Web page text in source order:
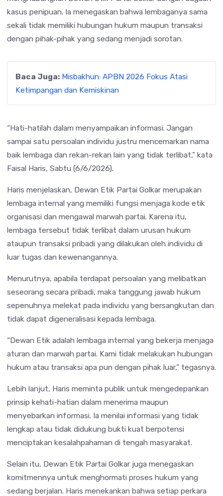
kasus penipuan. Ia menegaskan bahwa lembaganya sama
sekali tidak memiliki hubungan hukum maupun transaksi
dengan pihak-pihak yang sedang menjadi sorotan.
Baca Juga: Misbakhun: APBN 2026 Fokus Atasi
Ketimpangan dan Kemiskinan
“Hati-hatilah dalam menyampaikan informasi. Jangan
sampai satu persoalan individu justru mencemarkan nama
baik lembaga dan rekan-rekan lain yang tidak terlibat,” kata
Faisal Haris, Sabtu (6/6/2026).
Haris menjelaskan, Dewan Etik Partai Golkar merupakan
lembaga internal yang memiliki fungsi menjaga kode etik
organisasi dan mengawal marwah partai. Karena itu,
lembaga tersebut tidak terlibat dalam urusan hukum
ataupun transaksi pribadi yang dilakukan oleh individu di
luar tugas dan kewenangannya.
Menurutnya, apabila terdapat persoalan yang melibatkan
seseorang secara pribadi, maka tanggung jawab hukum
sepenuhnya melekat pada individu yang bersangkutan dan
tidak dapat digeneralisasi kepada lembaga.
“Dewan Etik adalah lembaga internal yang bekerja menjaga
aturan dan marwah partai. Kami tidak melakukan hubungan
hukum atau transaksi apa pun dengan pihak luar,” tegasnya.
Lebih lanjut, Haris meminta publik untuk mengedepankan
prinsip kehati-hatian dalam menerima maupun
menyebarkan informasi. Ia menilai informasi yang tidak
lengkap atau tidak didukung bukti kuat berpotensi
menciptakan kesalahpahaman di tengah masyarakat.
Selain itu, Dewan Etik Partai Golkar juga menegaskan
komitmennya untuk menghormati proses hukum yang
sedang berjalan. Haris menekankan bahwa setiap perkara